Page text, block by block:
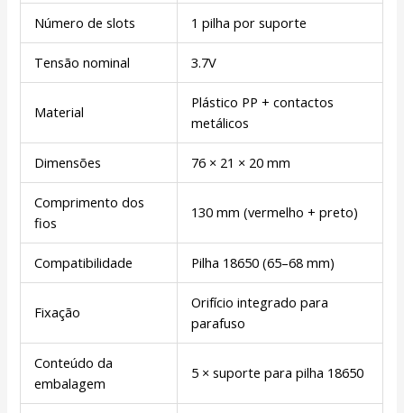
Número de slots 1 pilha por suporte
Tensão nominal 3.7V
Material
Plástico PP + contactos
metálicos
Dimensões 76 × 21 × 20 mm
Comprimento dos
fios
130 mm (vermelho + preto)
Compatibilidade Pilha 18650 (65–68 mm)
Fixação
Orifício integrado para
parafuso
Conteúdo da
embalagem
5 × suporte para pilha 18650